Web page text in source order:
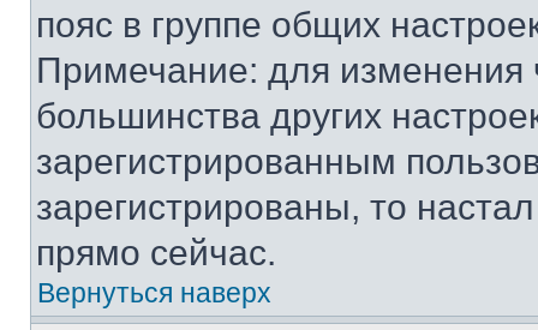
пояс в группе общих
Примечание: для изменения
большинства других
зарегистрированным
зарегистрированы, то
прямо сейчас.
Вернуться наверх